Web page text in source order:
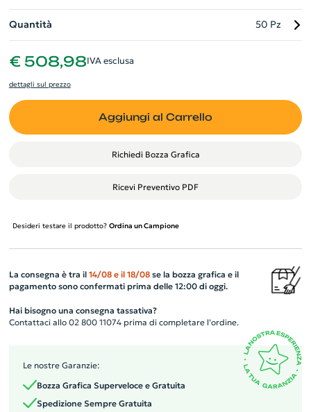
Quantità 50 Pz
€ 508,98IVA esclusa
dettagli sul prezzo
Aggiungi al Carrello
Richiedi Bozza Grafica
Ricevi Preventivo PDF
Desideri testare il prodotto? Ordina un Campione
La consegna è tra il 14/08 e il 18/08se la bozza grafica e il
pagamento sono confermati prima delle 12:00 di oggi.
Hai bisogno una consegna tassativa?
Contattaci allo 02 800 11074 prima di completare l’ordine.
Le nostre Garanzie:
Bozza Grafica Superveloce e Gratuita
Spedizione Sempre Gratuita